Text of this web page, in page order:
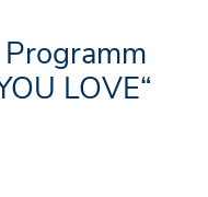
LOVE“